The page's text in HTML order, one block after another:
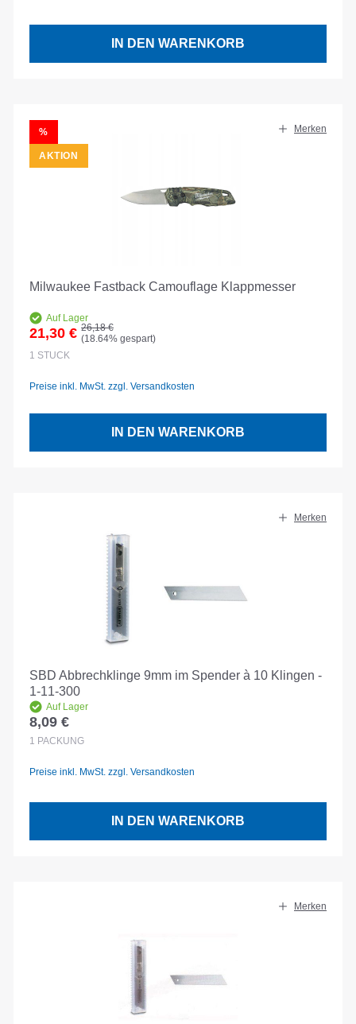
IN DEN WARENKORB
RABATT
%
AKTION
Merken
Milwaukee Fastback Camouflage Klappmesser
Auf Lager
Verkaufspreis:
21,30 € Regulärer Preis:
26,18 €
(18.64% gespart)
1 STÜCK
Preise inkl. MwSt. zzgl. Versandkosten
IN DEN WARENKORB
Merken
SBD Abbrechklinge 9mm im Spender à 10 Klingen -
1-11-300
Auf Lager
Regulärer Preis:
8,09 €
1 PACKUNG
Preise inkl. MwSt. zzgl. Versandkosten
IN DEN WARENKORB
Merken